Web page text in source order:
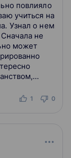
нельзя
покажет, что
проекта
из
повлияло
учиться на
Узнал о нем
не
может
1 0